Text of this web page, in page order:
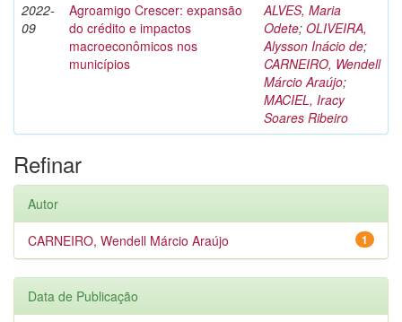
2022-
09
Agroamigo Crescer: expansão
do crédito e impactos
macroeconômicos nos
municípios
ALVES, Maria
Odete; OLIVEIRA,
Alysson Inácio de;
CARNEIRO, Wendell
Márcio Araújo;
MACIEL, Iracy
Soares Ribeiro
Refinar
Autor
1
CARNEIRO, Wendell Márcio Araújo
Data de Publicação